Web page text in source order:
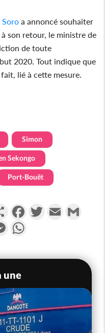
Soro a annoncé souhaiter
son retour, le ministre de
de toute
2020. Tout indique que
lié à cette mesure.
Simon
Sekongo
Port-Bouët
PartagerFacebookTwitterEmail
Messenger
une